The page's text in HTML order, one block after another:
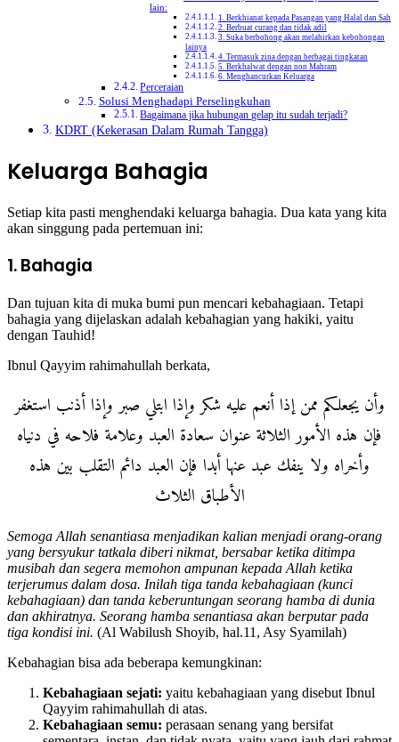
lain:
1. Berkhianat kepada Pasangan yang Halal dan Sah
2. Berbuat curang dan tidak adil
3. Suka berbohong akan melahirkan kebohongan
lainya
4. Termasuk zina dengan berbagai tingkatan
5. Berkhalwat dengan non Mahram
6. Menghancurkan Keluarga
Perceraian
Solusi Menghadapi Perselingkuhan
Bagaimana jika hubungan gelap itu sudah terjadi?
KDRT (Kekerasan Dalam Rumah Tangga)
Keluarga Bahagia
Setiap kita pasti menghendaki keluarga bahagia. Dua kata yang kita
akan singgung pada pertemuan ini:
1. Bahagia
Dan tujuan kita di muka bumi pun mencari kebahagiaan. Tetapi
bahagia yang dijelaskan adalah kebahagian yang hakiki, yaitu
dengan Tauhid!
Ibnul Qayyim rahimahullah berkata,
وأن يجعلكم ممن إذا أنعم عليه شكر وإذا ابتلي صبر وإذا أذنب استغفر
فإن هذه الأمور الثلاثة عنوان سعادة العبد وعلامة فلاحه في دنياه
وأخراه ولا ينفك عبد عنها أبدا فإن العبد دائم التقلب بين هذه
الأطباق الثلاث
Semoga Allah senantiasa menjadikan kalian menjadi orang-orang
yang bersyukur tatkala diberi nikmat, bersabar ketika ditimpa
musibah dan segera memohon ampunan kepada Allah ketika
terjerumus dalam dosa. Inilah tiga tanda kebahagiaan (kunci
kebahagiaan) dan tanda keberuntungan seorang hamba di dunia
dan akhiratnya. Seorang hamba senantiasa akan berputar pada
tiga kondisi ini. (Al Wabilush Shoyib, hal.11, Asy Syamilah)
Kebahagian bisa ada beberapa kemungkinan:
Kebahagiaan sejati: yaitu kebahagiaan yang disebut Ibnul
Qayyim rahimahullah di atas.
Kebahagiaan semu: perasaan senang yang bersifat